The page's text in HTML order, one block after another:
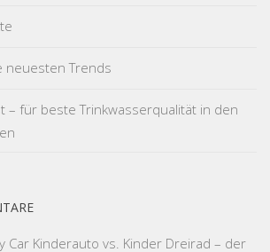
neuesten Trends
– für beste Trinkwasserqualität in den
Car Kinderauto vs. Kinder Dreirad – der